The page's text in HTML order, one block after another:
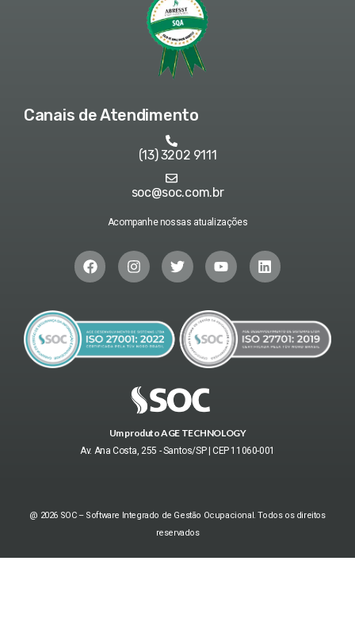
Canais de Atendimento
(13) 3202 9111
soc@soc.com.br
Acompanhe nossas atualizações
Um produto AGE TECHNOLOGY
Av. Ana Costa, 255 - Santos/SP | CEP 11060-001
@ 2026 SOC – Software Integrado de Gestão Ocupacional. Todos os direitos
reservados